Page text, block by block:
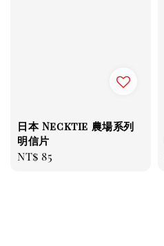
日本 Necktie 農場系列
明信片
Regular
NT$ 85